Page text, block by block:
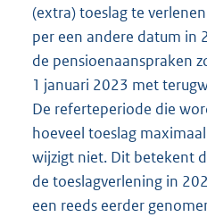
(extra) toeslag te
per een andere datum in
de pensioenaanspraken
1 januari 2023 met
De referteperiode die
hoeveel toeslag
wijzigt niet. Dit betekent
de toeslagverlening in
een reeds eerder